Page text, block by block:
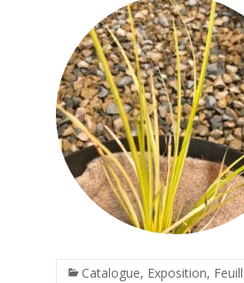
Catalogue, Exposition,